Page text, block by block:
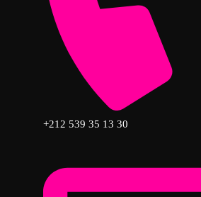
+212 539 35 13 30